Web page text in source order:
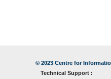
© 2023 Centre for
Technical Support :